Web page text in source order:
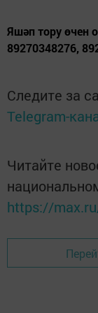
Яшәп тору өчен
89270348276,
Следите за
Telegram-
Читайте
https://